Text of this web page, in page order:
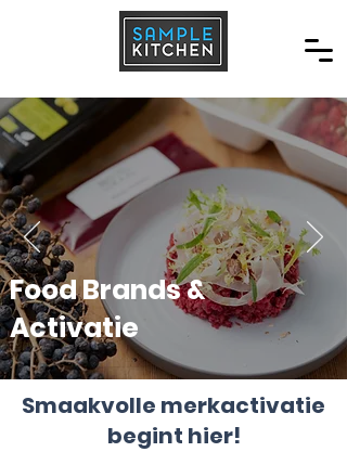
Food Brands &
Activatie
Smaakvolle merkactivatie
begint hier!